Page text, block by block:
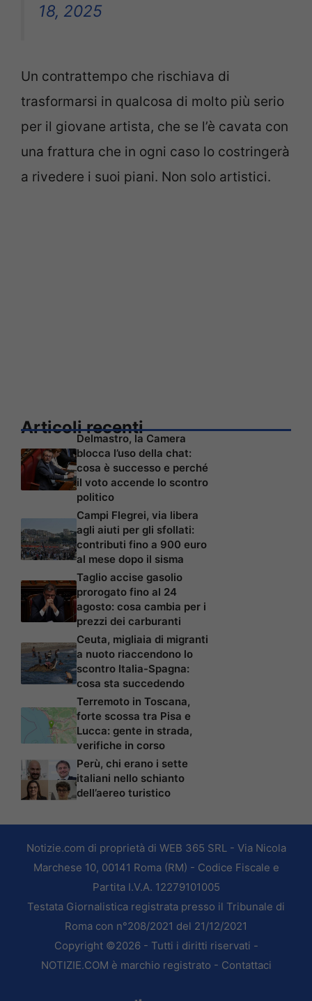
18, 2025
Un contrattempo che rischiava di
trasformarsi in qualcosa di molto più serio
per il giovane artista, che se l’è cavata con
una frattura che in ogni caso lo costringerà
a rivedere i suoi piani. Non solo artistici.
Articoli recenti
Delmastro, la Camera
blocca l’uso della chat:
cosa è successo e perché
il voto accende lo scontro
politico
Campi Flegrei, via libera
agli aiuti per gli sfollati:
contributi fino a 900 euro
al mese dopo il sisma
Taglio accise gasolio
prorogato fino al 24
agosto: cosa cambia per i
prezzi dei carburanti
Ceuta, migliaia di migranti
a nuoto riaccendono lo
scontro Italia-Spagna:
cosa sta succedendo
Terremoto in Toscana,
forte scossa tra Pisa e
Lucca: gente in strada,
verifiche in corso
Perù, chi erano i sette
italiani nello schianto
dell’aereo turistico
Notizie.com di proprietà di WEB 365 SRL - Via Nicola
Marchese 10, 00141 Roma (RM) - Codice Fiscale e
Partita I.V.A. 12279101005
Testata Giornalistica registrata presso il Tribunale di
Roma con n°208/2021 del 21/12/2021
Copyright ©2026 - Tutti i diritti riservati -
NOTIZIE.COM è marchio registrato - Contattaci